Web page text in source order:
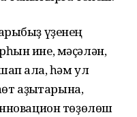
үҙенең
ине, мәҫәлән,
ҡала, һәм ул
аҙыҡтарына,
төҙөлөш